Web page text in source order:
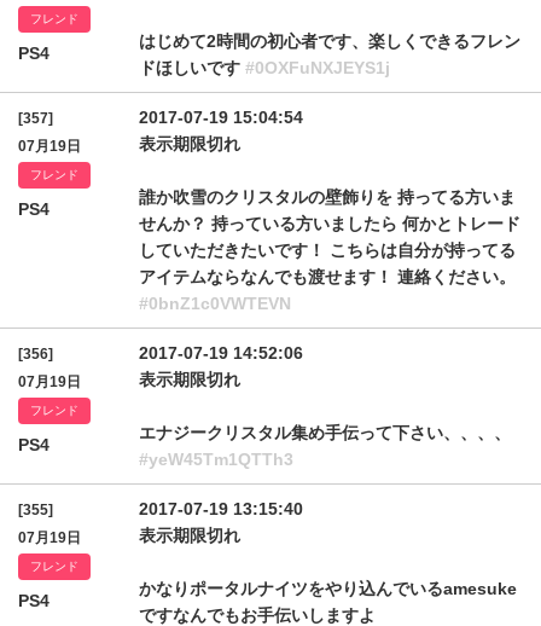
フレンド
PS4
はじめて2時間の初心者です、楽しくできるフレン
ドほしいです #0OXFuNXJEYS1j
[357]
07月19日
フレンド
PS4
2017-07-19 15:04:54
表示期限切れ
誰か吹雪のクリスタルの壁飾りを 持ってる方いま
せんか？ 持っている方いましたら 何かとトレード
していただきたいです！ こちらは自分が持ってる
アイテムならなんでも渡せます！ 連絡ください。
#0bnZ1c0VWTEVN
[356]
07月19日
フレンド
PS4
2017-07-19 14:52:06
表示期限切れ
エナジークリスタル集め手伝って下さい、、、、
#yeW45Tm1QTTh3
[355]
07月19日
フレンド
PS4
2017-07-19 13:15:40
表示期限切れ
かなりポータルナイツをやり込んでいるamesuke
ですなんでもお手伝いしますよ